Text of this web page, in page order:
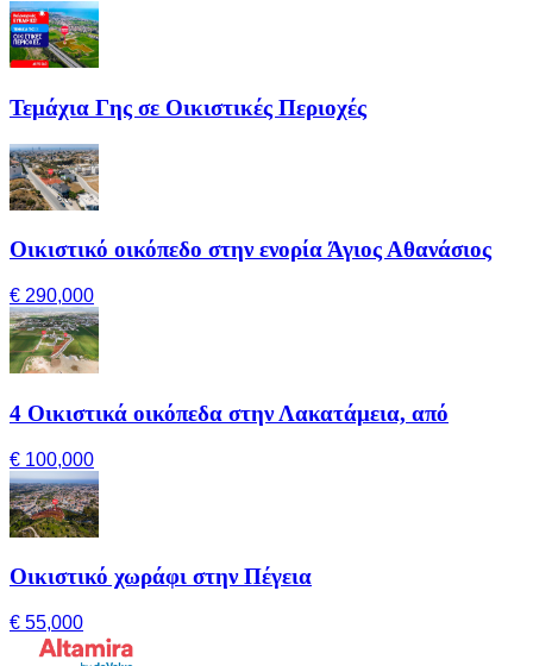
Τεμάχια Γης σε Οικιστικές Περιοχές
Οικιστικό οικόπεδο στην ενορία Άγιος Αθανάσιος
€ 290,000
4 Οικιστικά οικόπεδα στην Λακατάμεια, από
€ 100,000
Οικιστικό χωράφι στην Πέγεια
€ 55,000